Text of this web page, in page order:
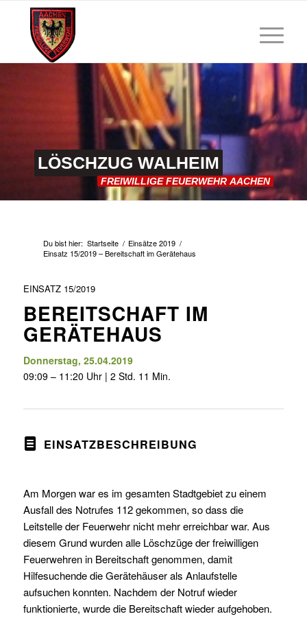
LÖSCHZUG WALHEIM
FREIWILLIGE FEUERWEHR AACHEN
Du bist hier: Startseite / Einsätze 2019 /
Einsatz 15/2019 – Bereitschaft im Gerätehaus
EINSATZ 15/2019
BEREITSCHAFT IM
GERÄTEHAUS
Donnerstag, 25.04.2019
09:09 – 11:20 Uhr | 2 Std. 11 Min.
EINSATZBESCHREIBUNG
Am Morgen war es im gesamten Stadtgebiet zu einem
Ausfall des Notrufes 112 gekommen, so dass die
Leitstelle der Feuerwehr nicht mehr erreichbar war. Aus
diesem Grund wurden alle Löschzüge der freiwilligen
Feuerwehren in Bereitschaft genommen, damit
Hilfesuchende die Gerätehäuser als Anlaufstelle
aufsuchen konnten. Nachdem der Notruf wieder
funktionierte, wurde die Bereitschaft wieder aufgehoben.